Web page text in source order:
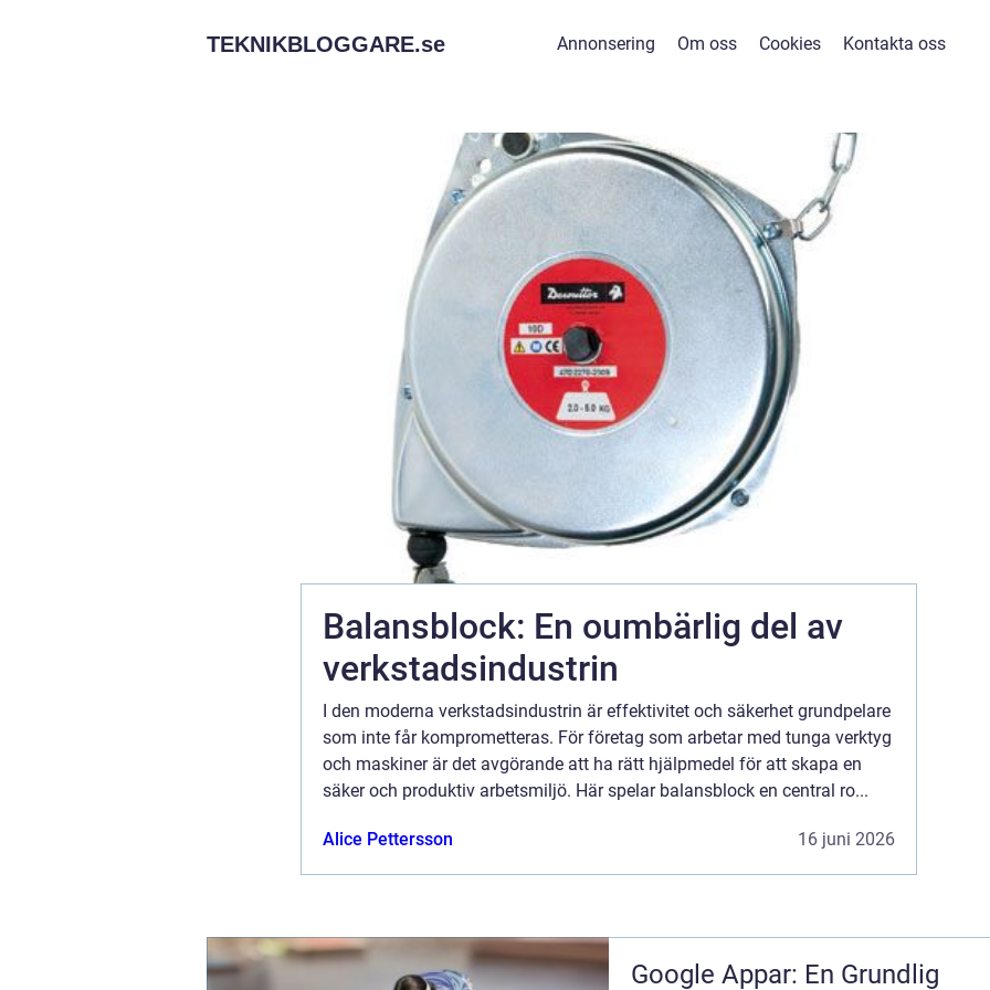
TEKNIKBLOGGARE.se Annonsering Om oss Cookies Kontakta oss
Balansblock: En oumbärlig del av
verkstadsindustrin
I den moderna verkstadsindustrin är effektivitet och säkerhet grundpelare
som inte får komprometteras. För företag som arbetar med tunga verktyg
och maskiner är det avgörande att ha rätt hjälpmedel för att skapa en
säker och produktiv arbetsmiljö. Här spelar balansblock en central ro...
Alice Pettersson 16 juni 2026
Google Appar: En Grundlig